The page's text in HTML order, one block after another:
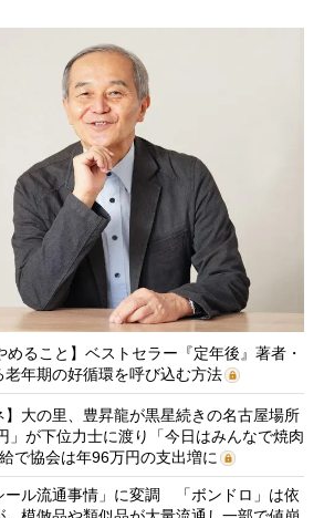
めること】ベストセラー『定年後』著者・
年期の好循環を呼び込む方法
】大の里、豊昇龍が黒星続きの名古屋場所
」が下位力士に渡り「今日はみんなで焼肉
で協会は年96万円の支出増に
ール流通事情」に変調 「ボンドロ」は依